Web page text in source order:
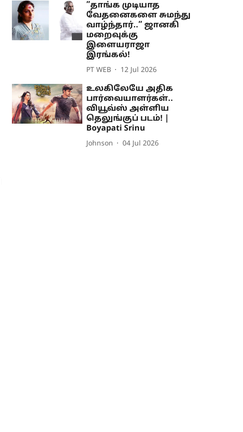
”தாங்க முடியாத
வேதனைகளை சுமந்து
வாழ்ந்தார்..” ஜானகி
மறைவுக்கு
இளையராஜா
இரங்கல்!
PT WEB 12 Jul 2026
உலகிலேயே அதிக
பார்வையாளர்கள்..
வியூவ்ஸ் அள்ளிய
தெலுங்குப் படம்! |
Boyapati Srinu
Johnson 04 Jul 2026